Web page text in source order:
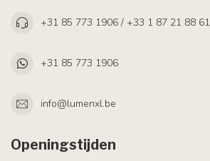
+31 85 773 1906 / +33 1 87 21 88 61
+31 85 773 1906
info@lumenxl.be
Openingstijden